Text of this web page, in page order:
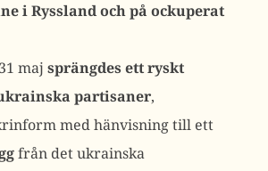
i Ryssland och på ockuperat
maj sprängdes ett ryskt
partisaner,
med hänvisning till ett
från det ukrainska